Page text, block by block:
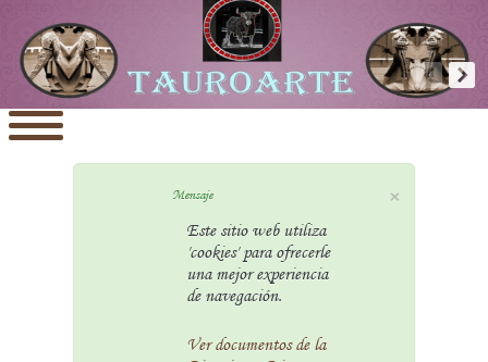
×
Mensaje
Este sitio web utiliza
'cookies' para ofrecerle
una mejor experiencia
de navegación.
Ver documentos de la